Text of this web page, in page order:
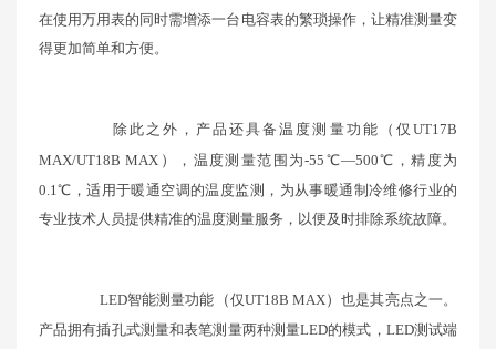
在使用万用表的同时需增添一台电容表的繁琐操作，让精准测量变
得更加简单和方便。
除此之外，产品还具备温度测量功能（仅UT17B
MAX/UT18B MAX ）
，温度测量范围为-55℃—500℃，精度为
0.1℃，适用于暖通空调的温度监测，为从事暖通制冷维修行业的
专业技术人员提供精准的温度测量服务，以便及时排除系统故障。
LED智能测量功能 （仅UT18B MAX）也是其亮点之一。
产品拥有插孔式测量和表笔测量两种测量LED的模式，LED测试端